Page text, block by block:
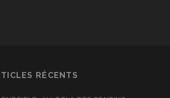
RÉCENTS